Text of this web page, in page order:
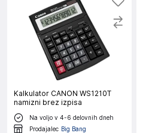
Kalkulator CANON WS1210T
namizni brez izpisa
Na voljo v 4-6 delovnih dneh
Prodajalec Big Bang